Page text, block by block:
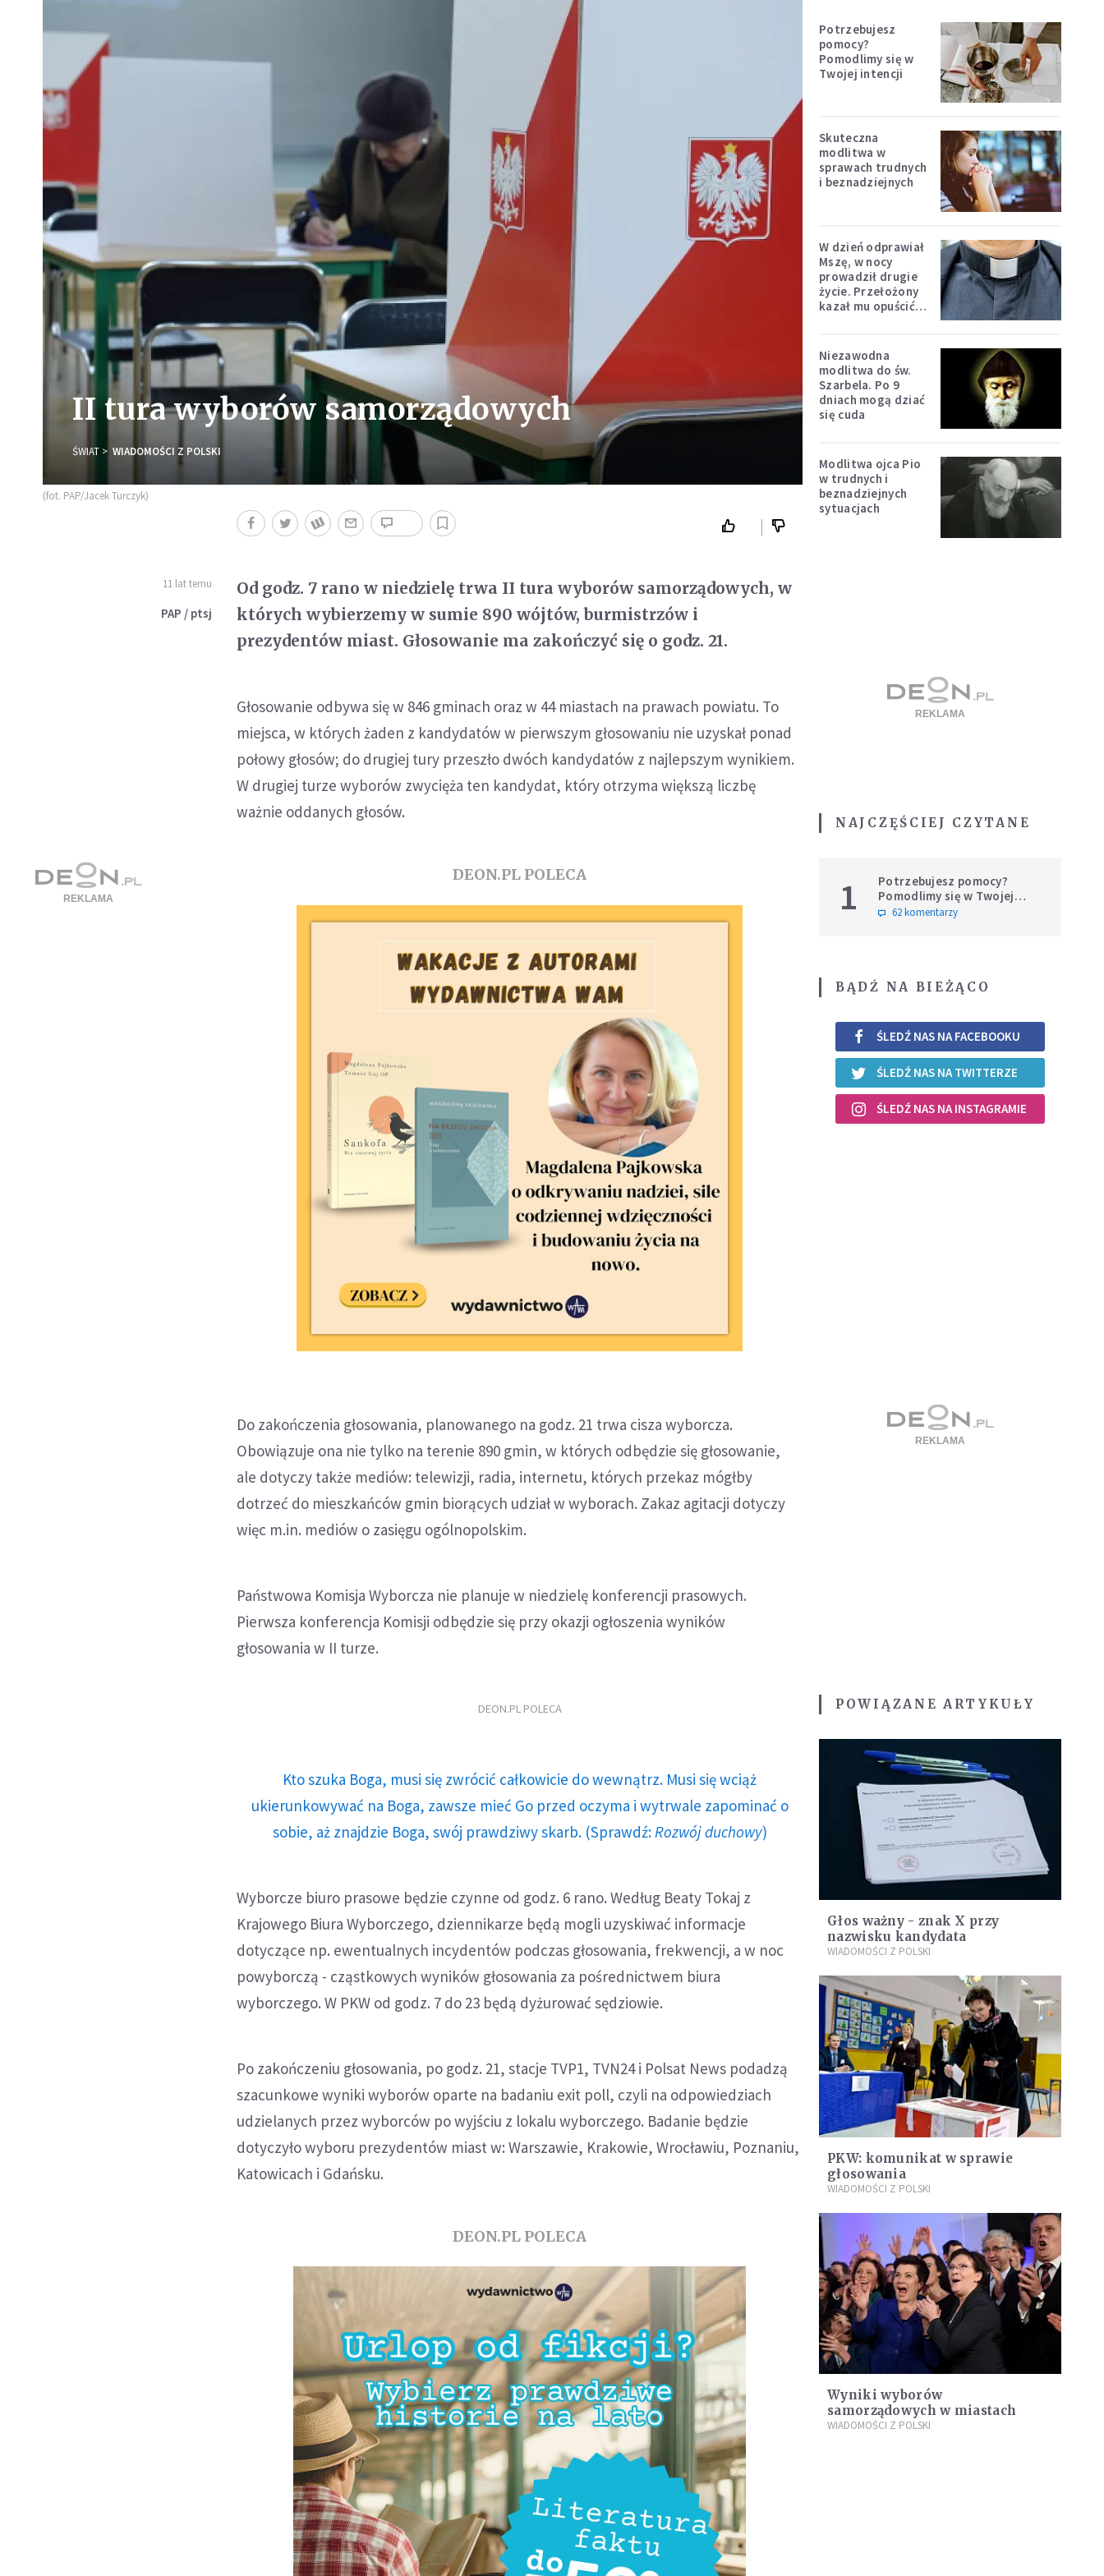
II tura wyborów samorządowych
ŚWIAT WIADOMOŚCI Z POLSKI
(fot. PAP/Jacek Turczyk)
11 lat temu
PAP / ptsj
Od godz. 7 rano w niedzielę trwa II tura wyborów samorządowych, w
których wybierzemy w sumie 890 wójtów, burmistrzów i
prezydentów miast. Głosowanie ma zakończyć się o godz. 21.
Głosowanie odbywa się w 846 gminach oraz w 44 miastach na prawach powiatu. To
miejsca, w których żaden z kandydatów w pierwszym głosowaniu nie uzyskał ponad
połowy głosów; do drugiej tury przeszło dwóch kandydatów z najlepszym wynikiem.
W drugiej turze wyborów zwycięża ten kandydat, który otrzyma większą liczbę
ważnie oddanych głosów.
DEON.PL POLECA
Do zakończenia głosowania, planowanego na godz. 21 trwa cisza wyborcza.
Obowiązuje ona nie tylko na terenie 890 gmin, w których odbędzie się głosowanie,
ale dotyczy także mediów: telewizji, radia, internetu, których przekaz mógłby
dotrzeć do mieszkańców gmin biorących udział w wyborach. Zakaz agitacji dotyczy
więc m.in. mediów o zasięgu ogólnopolskim.
Państwowa Komisja Wyborcza nie planuje w niedzielę konferencji prasowych.
Pierwsza konferencja Komisji odbędzie się przy okazji ogłoszenia wyników
głosowania w II turze.
DEON.PL POLECA
Kto szuka Boga, musi się zwrócić całkowicie do wewnątrz. Musi się wciąż
ukierunkowywać na Boga, zawsze mieć Go przed oczyma i wytrwale zapominać o
sobie, aż znajdzie Boga, swój prawdziwy skarb. (Sprawdź: Rozwój duchowy)
Wyborcze biuro prasowe będzie czynne od godz. 6 rano. Według Beaty Tokaj z
Krajowego Biura Wyborczego, dziennikarze będą mogli uzyskiwać informacje
dotyczące np. ewentualnych incydentów podczas głosowania, frekwencji, a w noc
powyborczą - cząstkowych wyników głosowania za pośrednictwem biura
wyborczego. W PKW od godz. 7 do 23 będą dyżurować sędziowie.
Po zakończeniu głosowania, po godz. 21, stacje TVP1, TVN24 i Polsat News podadzą
szacunkowe wyniki wyborów oparte na badaniu exit poll, czyli na odpowiedziach
udzielanych przez wyborców po wyjściu z lokalu wyborczego. Badanie będzie
dotyczyło wyboru prezydentów miast w: Warszawie, Krakowie, Wrocławiu, Poznaniu,
Katowicach i Gdańsku.
DEON.PL POLECA
Potrzebujesz
pomocy?
Pomodlimy się w
Twojej intencji
Skuteczna
modlitwa w
sprawach trudnych
i beznadziejnych
W dzień odprawiał
Mszę, w nocy
prowadził drugie
życie. Przełożony
kazał mu opuścić
Niezawodna
modlitwa do św.
Szarbela. Po 9
dniach mogą dziać
się cuda
Modlitwa ojca Pio
w trudnych i
beznadziejnych
sytuacjach
NAJCZĘŚCIEJ CZYTANE
1
Potrzebujesz pomocy?
Pomodlimy się w Twojej
intencji
62 komentarzy
BĄDŹ NA BIEŻĄCO
ŚLEDŹ NAS NA FACEBOOKU
ŚLEDŹ NAS NA TWITTERZE
ŚLEDŹ NAS NA INSTAGRAMIE
POWIĄZANE ARTYKUŁY
Głos ważny - znak X przy
nazwisku kandydata
WIADOMOŚCI Z POLSKI
PKW: komunikat w sprawie
głosowania
WIADOMOŚCI Z POLSKI
Wyniki wyborów
samorządowych w miastach
WIADOMOŚCI Z POLSKI